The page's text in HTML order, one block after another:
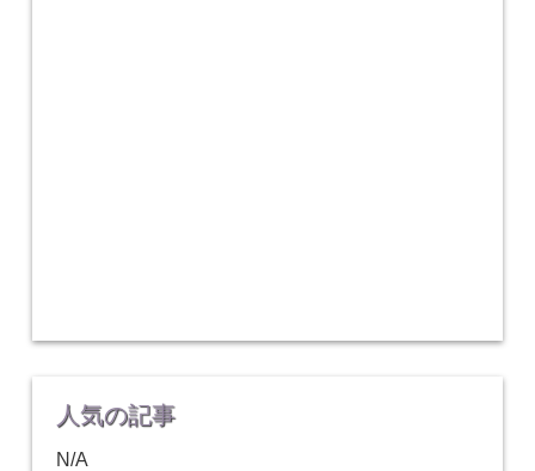
人気の記事
N/A